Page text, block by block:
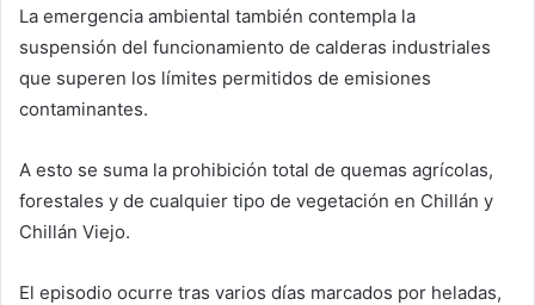
La emergencia ambiental también contempla la
suspensión del funcionamiento de calderas industriales
que superen los límites permitidos de emisiones
contaminantes.
A esto se suma la prohibición total de quemas agrícolas,
forestales y de cualquier tipo de vegetación en Chillán y
Chillán Viejo.
El episodio ocurre tras varios días marcados por heladas,